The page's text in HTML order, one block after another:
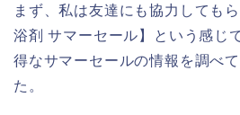
まず、私は友達にも協力しても
浴剤 サマーセール】という感じ
得なサマーセールの情報を調べ
た。